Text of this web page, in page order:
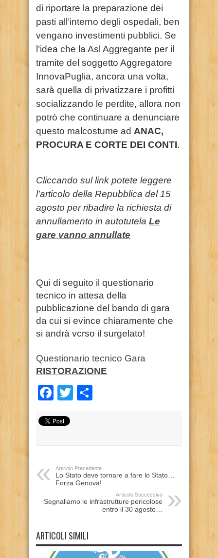
di riportare la preparazione dei
pasti all’interno degli ospedali, ben
vengano investimenti pubblici. Se
l’idea che la Asl Aggregante per il
tramite del soggetto Aggregatore
InnovaPuglia, ancora una volta,
sarà quella di privatizzare i profitti
socializzando le perdite, allora non
potrò che continuare a denunciare
questo malcostume ad ANAC,
PROCURA E CORTE DEI CONTI.
Cliccando sul link potete leggere
l’articolo della Repubblica del 15
agosto per ribadire la richiesta di
annullamento in autotutela Le
gare vanno annullate
Qui di seguito il questionario
tecnico in attesa della
pubblicazione del bando di gara
da cui si evince chiaramente che
si andrà vcrso il surgelato!
Questionario tecnico Gara
RISTORAZIONE
Facebook
Twitter
Articolo Precedente
Lo Stato deve tornare a fare lo Stato…
Forza Genova!
Articolo Successivo
Segnaliamo le infrastrutture pericolose
entro il 30 agosto…
ARTICOLI SIMILI